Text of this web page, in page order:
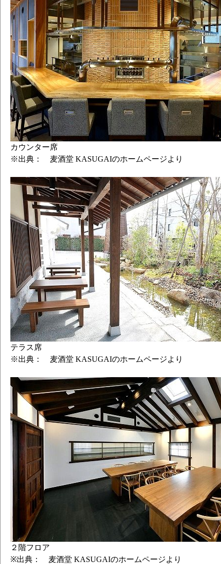
カウンター席
※出典： 麦酒堂 KASUGAIのホームページより
テラス席
※出典： 麦酒堂 KASUGAIのホームページより
２階フロア
※出典： 麦酒堂 KASUGAIのホームページより